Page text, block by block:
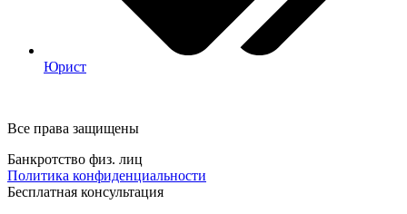
Юрист
Все права защищены
Банкротство физ. лиц
Политика конфиденциальности
Бесплатная консультация